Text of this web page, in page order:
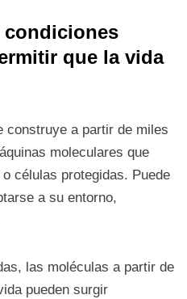
condiciones
que la vida
construye a partir de miles
moleculares que
células protegidas. Puede
a su entorno,
las moléculas a partir de
pueden surgir